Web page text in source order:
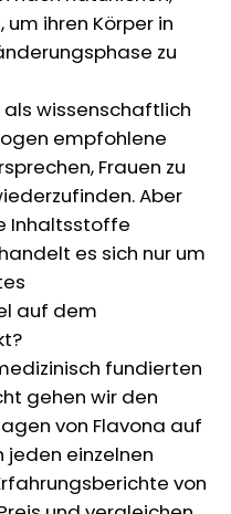
ihren Körper in
zu
wissenschaftlich
empfohlene
Frauen zu
Aber
Inhaltsstoffe
es sich nur um
auf dem
fundierten
gehen wir den
von Flavona auf
jeden einzelnen
von